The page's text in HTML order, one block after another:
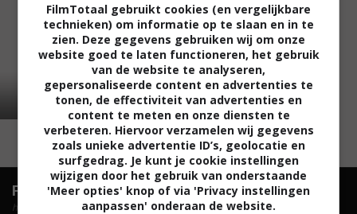
FilmTotaal.Hét online filmoverzicht.
hosted by
FilmTotaal gebruikt cookies (en vergelijkbare
technieken) om informatie op te slaan en in te
zien. Deze gegevens gebruiken wij om onze
website goed te laten functioneren, het gebruik
van de website te analyseren,
gepersonaliseerde content en advertenties te
tonen, de effectiviteit van advertenties en
content te meten en onze diensten te
verbeteren. Hiervoor verzamelen wij gegevens
zoals unieke advertentie ID’s, geolocatie en
surfgedrag. Je kunt je cookie instellingen
wijzigen door het gebruik van onderstaande
'Meer opties' knop of via 'Privacy instellingen
aanpassen' onderaan de website.